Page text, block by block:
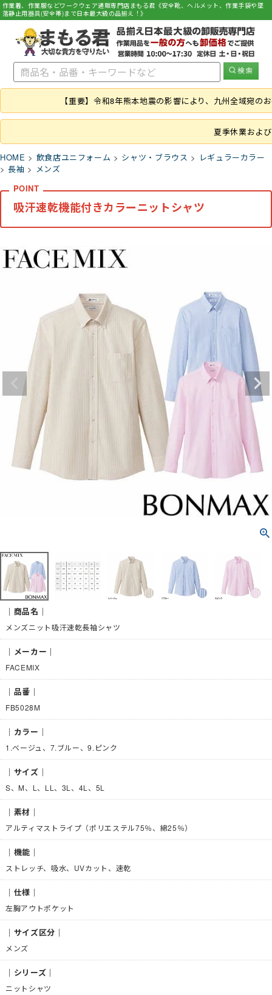
作業着、作業服などワークウェア通販専門店まもる君《安全靴、ヘルメット、作業手袋や墜
落静止用器具(安全帯)まで日本最大級の品揃え！》
【重要】令和8年熊本地震の影響により、九州全域宛
夏季休業およ
HOME 飲食店ユニフォーム シャツ・ブラウス
レギュラーカラー
長袖
メンズ
吸汗速乾機能付きカラーニットシャツ
｜商品名｜
メンズニット吸汗速乾長袖シャツ
｜メーカー｜
FACEMIX
｜品番｜
FB5028M
｜カラー｜
1.ベージュ、7.ブルー、9.ピンク
｜サイズ｜
S、M、L、LL、3L、4L、5L
｜素材｜
アルティマストライプ（ポリエステル75％、綿25％）
｜機能｜
ストレッチ、吸水、UVカット、速乾
｜仕様｜
左胸アウトポケット
｜サイズ区分｜
メンズ
｜シリーズ｜
ニットシャツ